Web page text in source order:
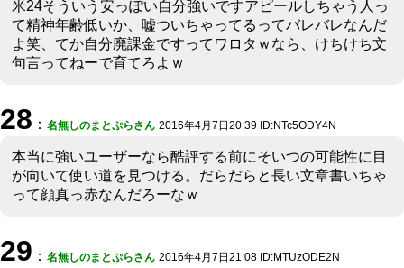
米24そういう安っぽい自分強いですアピールしちゃう人っ
て精神年齢低いか、嘘ついちゃってるってバレバレなんだ
よ笑、てか自分廃課金ですってワロタｗなら、けちけち文
句言ってねーで育てろよｗ
28 ： 名無しのまとぷらさん 2016年4月7日20:39 ID:NTc5ODY4N
本当に強いユーザーなら酷評する前にそいつの可能性に目
が向いて使い道を見つける。だらだらと長い文章書いちゃ
って顔真っ赤なんだろーなｗ
29 ： 名無しのまとぷらさん 2016年4月7日21:08 ID:MTUzODE2N